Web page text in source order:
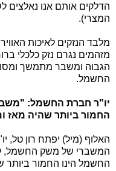
המצרי).
מלבד הנזקים לאיכות
מזהמים נגרם נזק כלכלי
הגבוה ומשבר מתמשך
החשמל.
יו"ר חברת החשמל:
החמור ביותר שהיה מאז
האלוף (מיל) יפתח רון
המשברי של משק החשמל,
החשמל הינו החמור ביותר